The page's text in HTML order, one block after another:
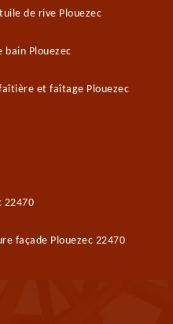
de rive Plouezec
bain Plouezec
et faîtage Plouezec
22470
façade Plouezec 22470